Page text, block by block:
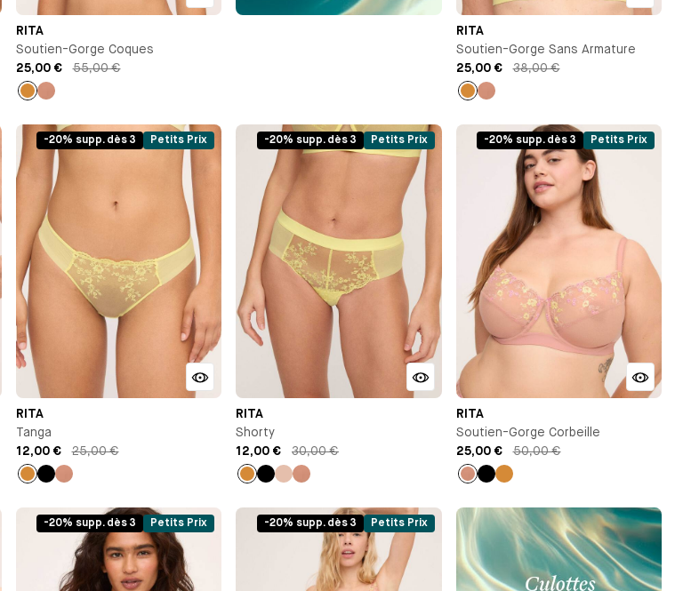
RITA
Soutien-Gorge Coques
25,00 €
55,00 €
RITA
Soutien-Gorge Sans Armature
25,00 €
38,00 €
-20% supp. dès 3 Petits Prix
RITA
Tanga
12,00 €
25,00 €
Ocre
-20% supp. dès 3 Petits Prix
RITA
Shorty
12,00 €
30,00 €
Ocre
-20% supp. dès 3 Petits Prix
RITA
Soutien-Gorge Corbeille
25,00 €
50,00 €
Vieux
-20% supp. dès 3 Petits Prix -20% supp. dès 3 Petits Prix